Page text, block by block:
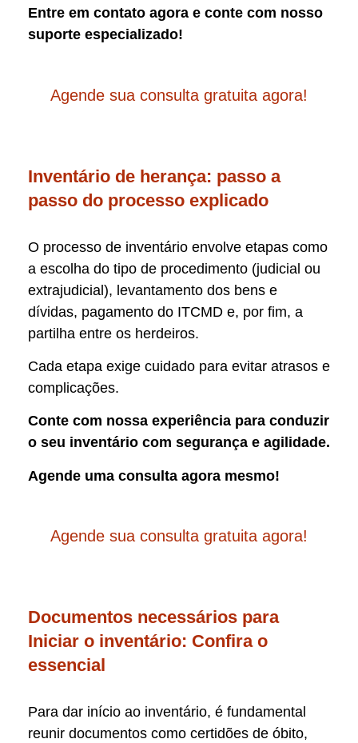
Entre em contato agora e conte com nosso
suporte especializado!
Agende sua consulta gratuita agora!
Inventário de herança: passo a
passo do processo explicado
O processo de inventário envolve etapas como
a escolha do tipo de procedimento (judicial ou
extrajudicial), levantamento dos bens e
dívidas, pagamento do ITCMD e, por fim, a
partilha entre os herdeiros.
Cada etapa exige cuidado para evitar atrasos e
complicações.
Conte com nossa experiência para conduzir
o seu inventário com segurança e agilidade.
Agende uma consulta agora mesmo!
Agende sua consulta gratuita agora!
Documentos necessários para
Iniciar o inventário: Confira o
essencial
Para dar início ao inventário, é fundamental
reunir documentos como certidões de óbito,